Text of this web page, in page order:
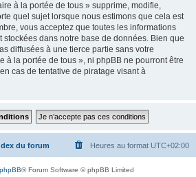
à la portée de tous » supprime, modifie,
quel sujet lorsque nous estimons que cela est
vous acceptez que toutes les informations
dans notre base de données. Bien que
diffusées à une tierce partie sans votre
à la portée de tous », ni phpBB ne pourront être
cas de tentative de piratage visant à
du forum Heures au format UTC+02:00
phpBB® Forum Software © phpBB Limited